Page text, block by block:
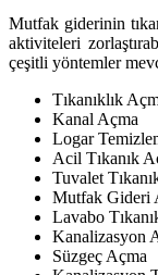
Mutfak giderinin
aktiviteleri
çeşitli yöntemler
Tıkanıklık
Kanal Açma
Logar
Acil Tıkanık
Tuvalet
Mutfak Gideri
Lavabo
Kanalizasyon
Süzgeç Açma